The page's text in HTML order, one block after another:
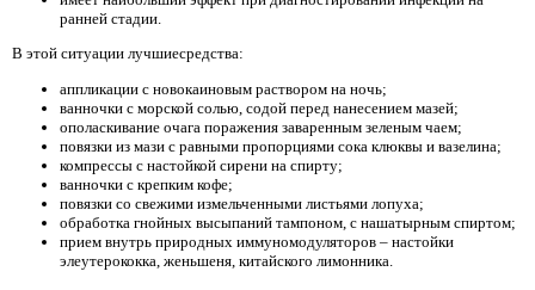
ранней стадии.
В этой ситуации лучшие­средства:
аппликации с новокаиновым раствором на ночь;
ванночки с морской солью, содой перед нанесением мазей;
ополаскивание очага поражения заваренным зеленым чаем;
повязки из мази с равными пропорциями сока клюквы и вазелина;
компрессы с настойкой сирени на спирту;
ванночки с крепким кофе;
повязки со свежими измельченными листьями лопуха;
обработка гнойных высыпаний тампоном, с нашатырным спиртом;
прием внутрь природных иммуномодуляторов – настойки
элеутерококка, женьшеня, китайского лимонника.